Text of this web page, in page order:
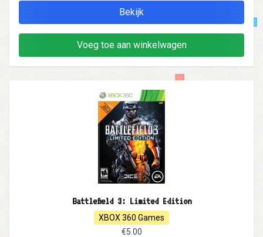
Bekijk
Voeg toe aan winkelwagen
Battlefield 3: Limited Edition
XBOX 360 Games
€5.00